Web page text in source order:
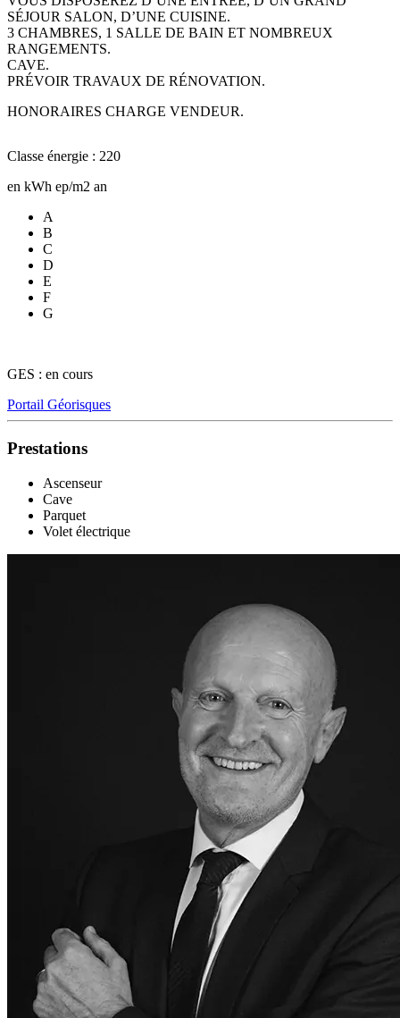
SÉJOUR SALON, D’UNE CUISINE.
3 CHAMBRES, 1 SALLE DE BAIN ET NOMBREUX
RANGEMENTS.
CAVE.
PRÉVOIR TRAVAUX DE RÉNOVATION.
HONORAIRES CHARGE VENDEUR.
Classe énergie : 220
en kWh ep/m2 an
A
B
C
D
E
F
G
GES : en cours
Portail Géorisques
Prestations
Ascenseur
Cave
Parquet
Volet électrique